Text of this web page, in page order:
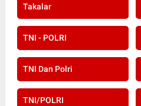
Takalar
TNI - POLRI
TNI Dan Polri
TNI/POLRI